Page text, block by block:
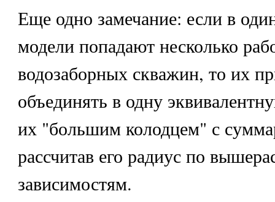
Еще одно замечание: если в
модели попадают несколько
водозаборных скважин, то их
объединять в одну
их "большим колодцем" с
рассчитав его радиус по
зависимостям.